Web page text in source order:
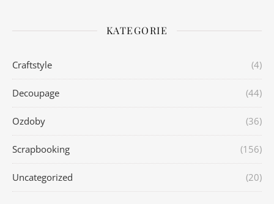
KATEGORIE
Craftstyle (4)
Decoupage (44)
Ozdoby (36)
Scrapbooking (156)
Uncategorized (20)